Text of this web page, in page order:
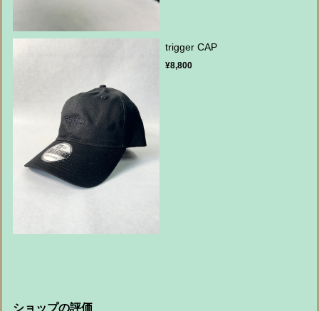
trigger CAP
¥8,800
ショップの評価